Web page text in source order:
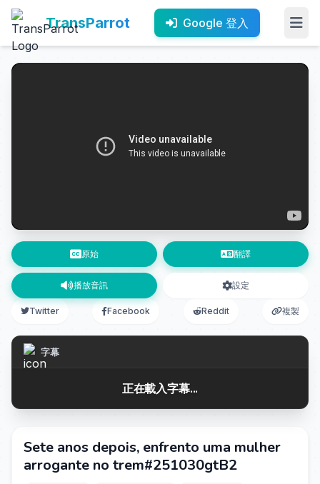
TransParrot Google 登入
原始 翻譯
播放音訊 設定
Twitter Facebook Reddit 複製
字幕
正在載入字幕...
Sete anos depois, enfrento uma mulher
arrogante no trem#251030gtB2